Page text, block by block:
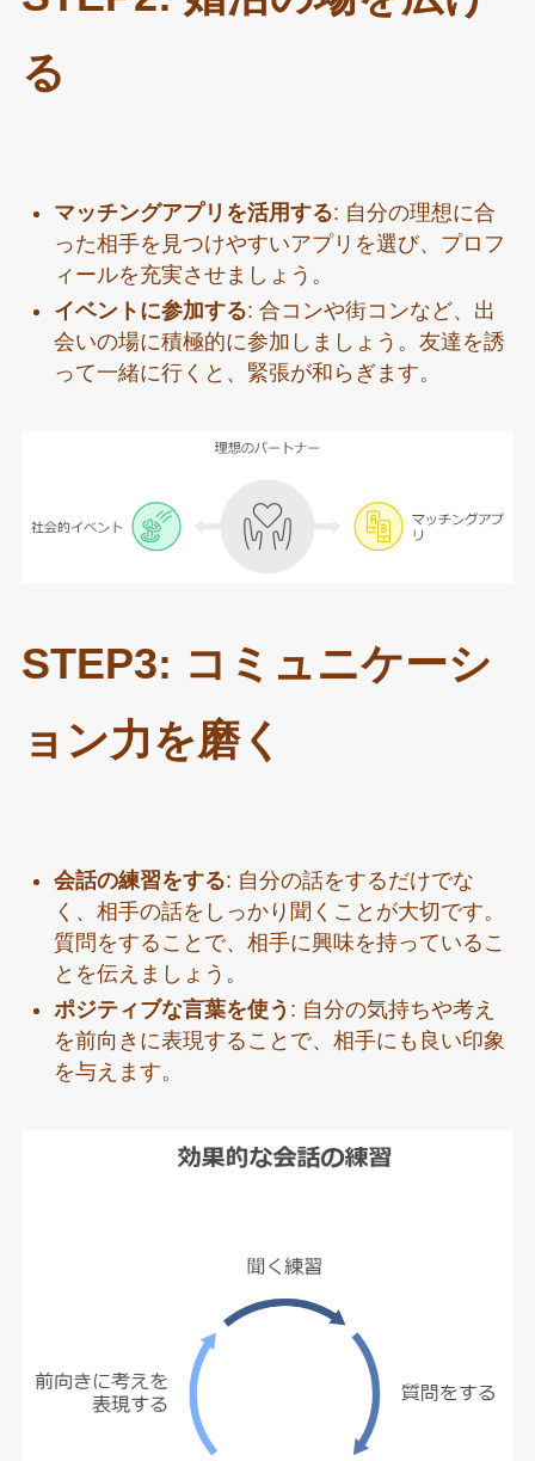
る
マッチングアプリを活用する: 自分の理想に合
った相手を見つけやすいアプリを選び、プロフ
ィールを充実させましょう。
イベントに参加する: 合コンや街コンなど、出
会いの場に積極的に参加しましょう。友達を誘
って一緒に行くと、緊張が和らぎます。
STEP3: コミュニケーシ
ョン力を磨く
会話の練習をする: 自分の話をするだけでな
く、相手の話をしっかり聞くことが大切です。
質問をすることで、相手に興味を持っているこ
とを伝えましょう。
ポジティブな言葉を使う : 自分の気持ちや考え
を前向きに表現することで、相手にも良い印象
を与えます。